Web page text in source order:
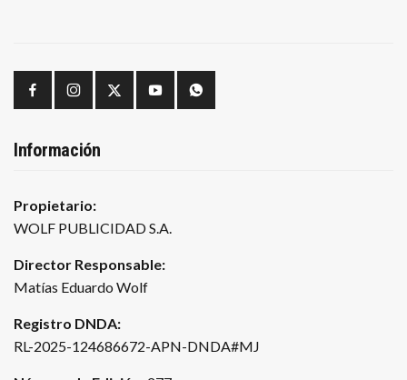
Información
Propietario:
WOLF PUBLICIDAD S.A.
Director Responsable:
Matías Eduardo Wolf
Registro DNDA:
RL-2025-124686672-APN-DNDA#MJ